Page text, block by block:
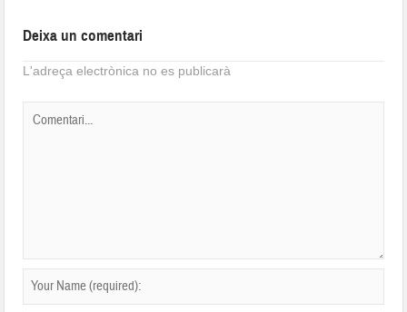
Deixa un comentari
L'adreça electrònica no es publicarà